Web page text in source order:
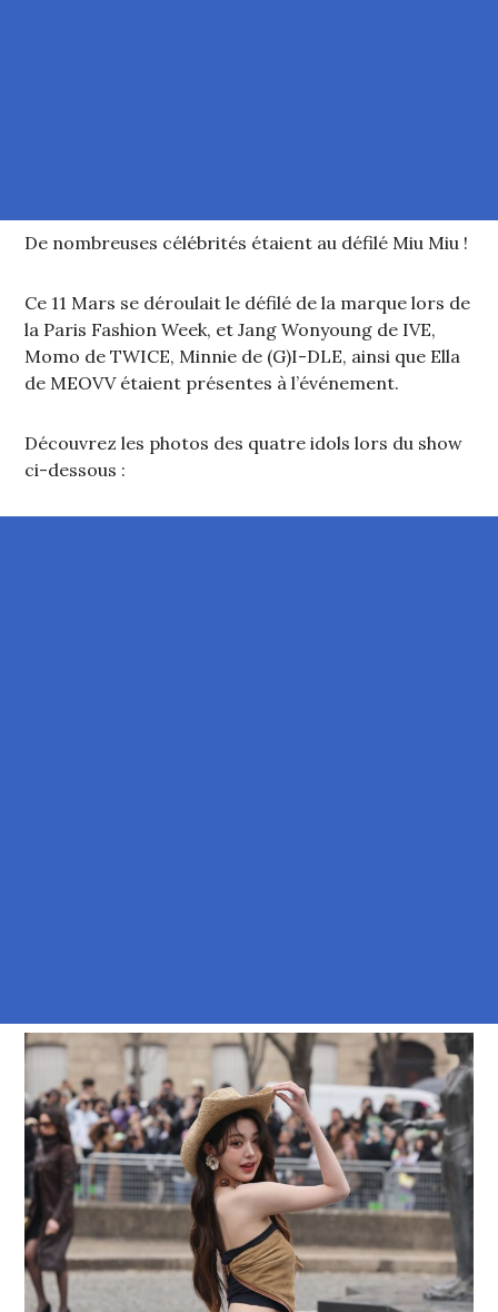
De nombreuses célébrités étaient au défilé Miu Miu !
Ce 11 Mars se déroulait le défilé de la marque lors de
la Paris Fashion Week, et Jang Wonyoung de IVE,
Momo de TWICE, Minnie de (G)I-DLE, ainsi que Ella
de MEOVV étaient présentes à l’événement.
Découvrez les photos des quatre idols lors du show
ci-dessous :